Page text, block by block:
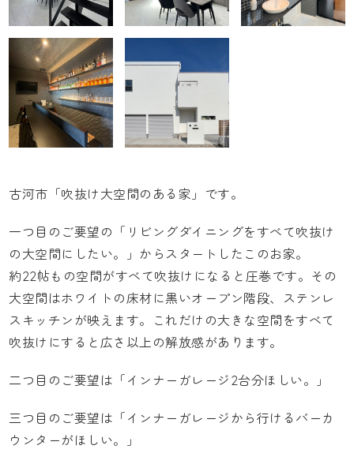
古河市「吹抜け大空間のある家」です。
一つ目のご要望の「リビングダイニングをすべて吹抜け
の大空間にしたい。」からスタートしたこのお家。
約22帖もの空間がすべて吹抜けになると圧巻です。その
大空間はホワイトの床材に黒いオープン階段、ステンレ
スキッチンが映えます。これだけの大きな空間をすべて
吹抜けにすると広さ以上の解放感があります。
二つ目のご要望は「インナーガレージ2台分ほしい。」
三つ目のご要望は「インナーガレージから行けるバーカ
ウンターがほしい。」